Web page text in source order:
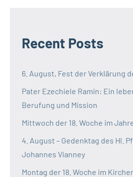
Recent Posts
6. August, Fest der Verklärung
Pater Ezechiele Ramin: Ein
Berufung und Mission
Mittwoch der 18. Woche im
4. August – Gedenktag des Hl.
Johannes Vianney
Montag der 18. Woche im